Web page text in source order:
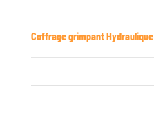
Coffrage grimpant Hydraulique